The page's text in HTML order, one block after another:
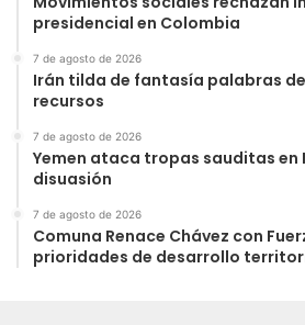
presidencial en Colombia
7 de agosto de 2026
Irán tilda de fantasía palabras
recursos
7 de agosto de 2026
Yemen ataca tropas sauditas en
disuasión
7 de agosto de 2026
Comuna Renace Chávez con
prioridades de desarrollo